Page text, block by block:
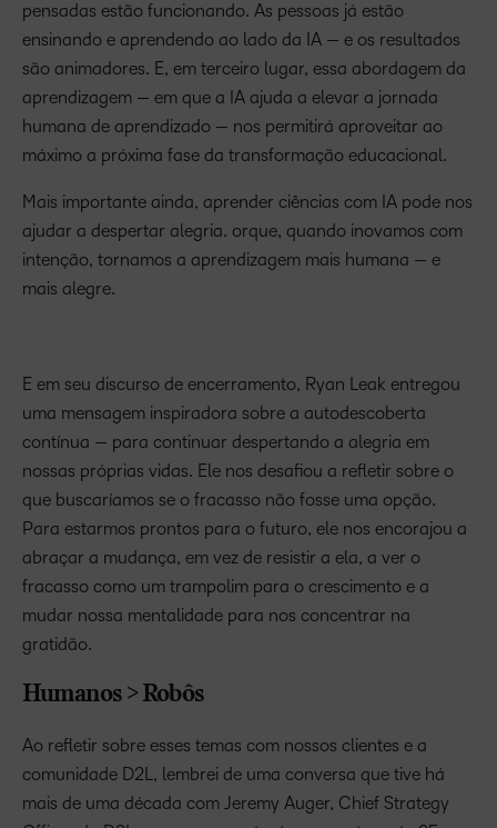
pensadas estão funcionando. As pessoas já estão
ensinando e aprendendo ao lado da IA — e os resultados
são animadores. E, em terceiro lugar, essa abordagem da
aprendizagem — em que a IA ajuda a elevar a jornada
humana de aprendizado — nos permitirá aproveitar ao
máximo a próxima fase da transformação educacional.
Mais importante ainda, aprender ciências com IA pode nos
ajudar a despertar alegria. orque, quando inovamos com
intenção, tornamos a aprendizagem mais humana — e
mais alegre.
E em seu discurso de encerramento, Ryan Leak entregou
uma mensagem inspiradora sobre a autodescoberta
contínua — para continuar despertando a alegria em
nossas próprias vidas. Ele nos desafiou a refletir sobre o
que buscaríamos se o fracasso não fosse uma opção.
Para estarmos prontos para o futuro, ele nos encorajou a
abraçar a mudança, em vez de resistir a ela, a ver o
fracasso como um trampolim para o crescimento e a
mudar nossa mentalidade para nos concentrar na
gratidão.
Humanos > Robôs
Ao refletir sobre esses temas com nossos clientes e a
comunidade D2L, lembrei de uma conversa que tive há
mais de uma década com Jeremy Auger, Chief Strategy